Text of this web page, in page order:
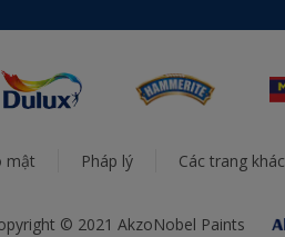
mật Pháp lý Các trang
© 2021 AkzoNobel Paints